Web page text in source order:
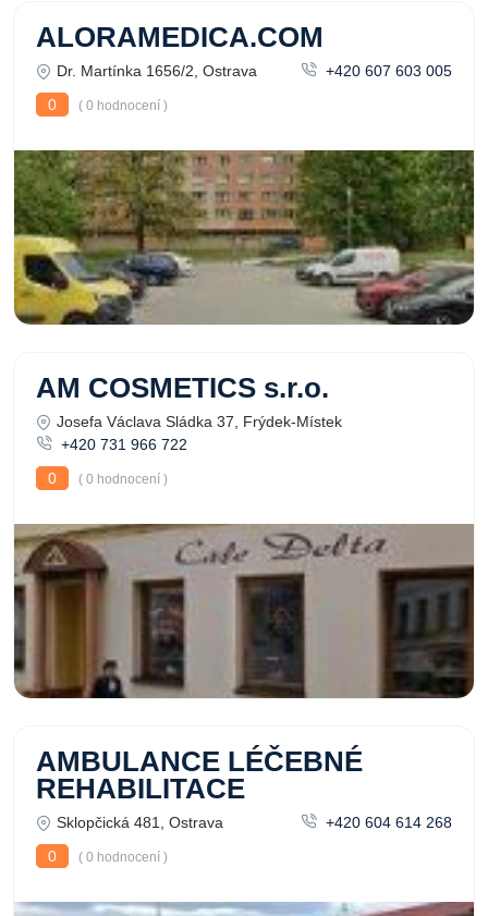
ALORAMEDICA.COM
Dr. Martínka 1656/2, Ostrava
+420 607 603 005
0
( 0 hodnocení )
AM COSMETICS s.r.o.
Josefa Václava Sládka 37, Frýdek-Místek
+420 731 966 722
0
( 0 hodnocení )
AMBULANCE LÉČEBNÉ
REHABILITACE
Sklopčická 481, Ostrava
+420 604 614 268
0
( 0 hodnocení )